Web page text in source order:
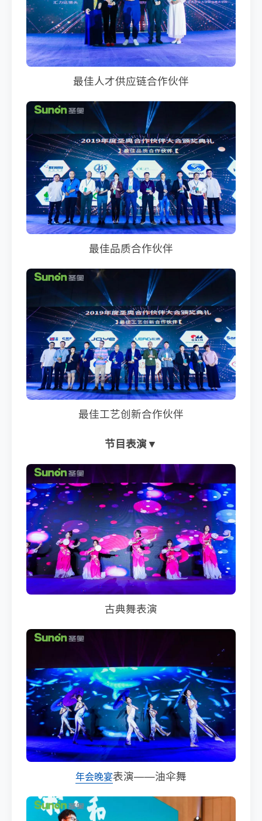
最佳人才供应链合作伙伴
最佳品质合作伙伴
最佳工艺创新合作伙伴
节目表演▼
古典舞表演
年会晚宴表演——油伞舞